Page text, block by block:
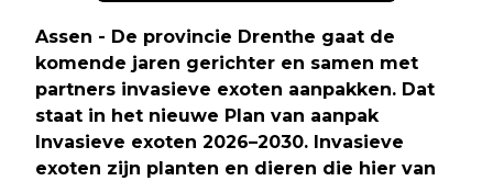
Assen - De provincie Drenthe gaat de
komende jaren gerichter en samen met
partners invasieve exoten aanpakken. Dat
staat in het nieuwe Plan van aanpak
Invasieve exoten 2026–2030. Invasieve
exoten zijn planten en dieren die hier van